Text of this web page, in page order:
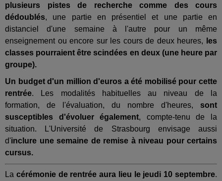
plusieurs pistes de recherche comme des cours
dédoublés, une partie en présentiel et une partie en
distanciel d'une semaine à l'autre pour un même
enseignement ou encore sur les cours de deux heures,
les
classes pourraient être scindées en deux (une heure par
groupe).
Un budget d'un million d'euros a été mobilisé pour cette
rentrée. Les modalités habituelles au niveau de la
formation, de l'évaluation, du nombre d'heures, sont
susceptibles d'évoluer également, compte-tenu de la
situation. L'Université de Strasbourg envisage aussi
d'inclure une semaine de remise à niveau pour certains
cursus.
La cérémonie de rentrée aura lieu le jeudi 10 septembre.